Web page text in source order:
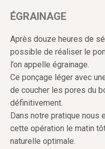
ÉGRAINAGE
Après douze heures de
possible de réaliser le
l’on appelle égrainage.
Ce ponçage léger avec
de coucher les pores du
définitivement.
Dans notre pratique nous
cette opération le matin
naturelle optimale.